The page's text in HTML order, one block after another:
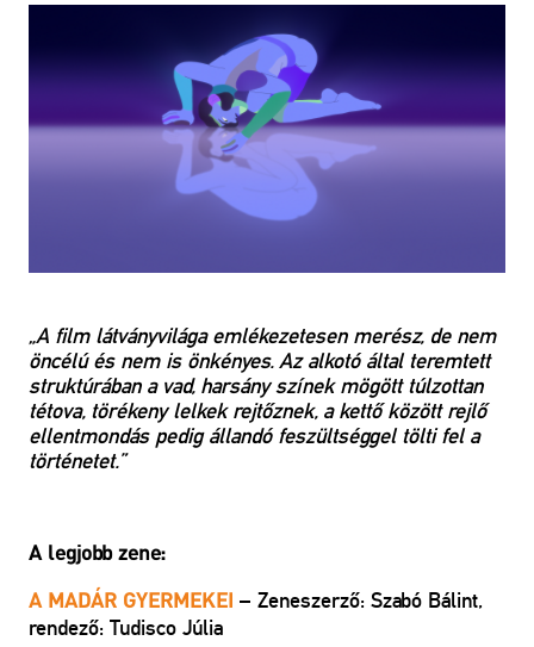
„A film látványvilága emlékezetesen merész, de nem
öncélú és nem is önkényes. Az alkotó által teremtett
struktúrában a vad, harsány színek mögött túlzottan
tétova, törékeny lelkek rejtőznek, a kettő között rejlő
ellentmondás pedig állandó feszültséggel tölti fel a
történetet.”
A legjobb zene:
A MADÁR GYERMEKEI
– Zeneszerző: Szabó Bálint,
rendező: Tudisco Júlia